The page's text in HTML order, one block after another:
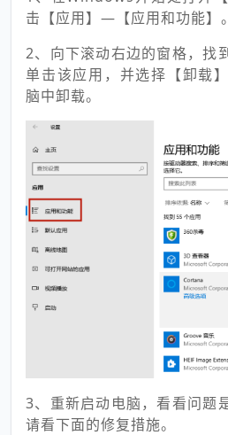
击【应用】—【应用和功能】。
2、向下滚动右边的窗格，找
单击该应用，并选择【卸载
脑中卸载。
3、重新启动电脑，看看问题
请看下面的修复措施。